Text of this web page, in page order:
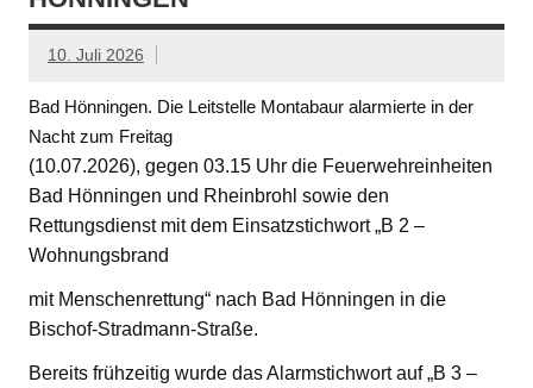
10. Juli 2026
Bad Hönningen. Die Leitstelle Montabaur alarmierte in der
Nacht zum Freitag
(10.07.2026), gegen 03.15 Uhr die Feuerwehreinheiten
Bad Hönningen und Rheinbrohl sowie den
Rettungsdienst mit dem Einsatzstichwort „B 2 –
Wohnungsbrand
mit Menschenrettung“ nach Bad Hönningen in die
Bischof-Stradmann-Straße.
Bereits frühzeitig wurde das Alarmstichwort auf „B 3 –